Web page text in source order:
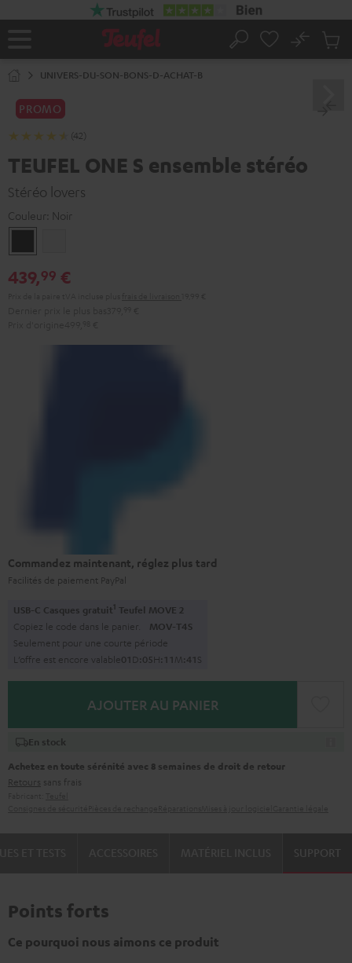
Page
Rechercher
No
UNIVERS-DU-SON-BONS-D-ACHAT-B
PROMO
(42)
TEUFEL ONE S ensemble stéréo
Stéréo lovers
Couleur: Noir
439,99 €
Commandez maintenant, réglez plus tard
Facilités de paiement PayPal
USB-C Casques gratuit1 Teufel MOVE 2
Copiez le code dans le panier. MOV-T4S
Seulement pour une courte période
L’offre est encore valable01D:05H:11M:40S
AJOUTER AU PANIER
En stock
Achetez en toute sérénité avec 8 semaines de droit de retour
Retours sans frais
SUPPORT
Points forts
Ce pourquoi nous aimons ce produit